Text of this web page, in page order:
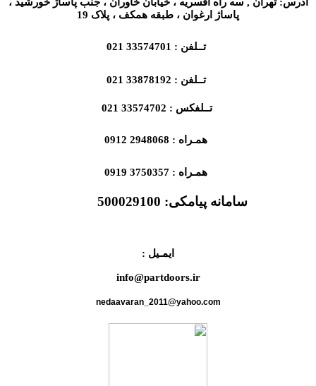
پاساژ ارغوان ، طبقه همکف ، پلاک 19
تــلفن : 33574701 021
تــلفن : 33878192 021
تــلفکس : 33574702 021
همـراه : 2948068 0912
همـراه : 3750357 0919
سامانه پیامکی: 500029100
ایمـیل :
info@partdoors.ir
nedaavaran_2011@yahoo.com